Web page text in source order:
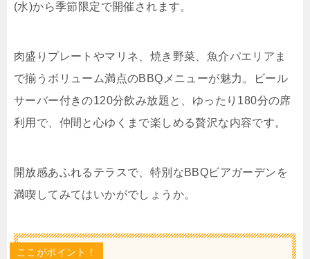
(水)から季節限定で開催されます。
肉盛りプレートやマリネ、焼き野菜、魚介パエリアま
で揃うボリューム満点のBBQメニューが魅力。ビール
サーバー付きの120分飲み放題と、ゆったり180分の席
利用で、仲間と心ゆくまで楽しめる贅沢な内容です。
開放感あふれるテラスで、特別なBBQビアガーデンを
満喫してみてはいかがでしょうか。
ここがポイント！